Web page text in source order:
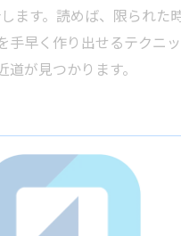
ます。読めば、限られた
手早く作り出せるテクニ
が見つかります。